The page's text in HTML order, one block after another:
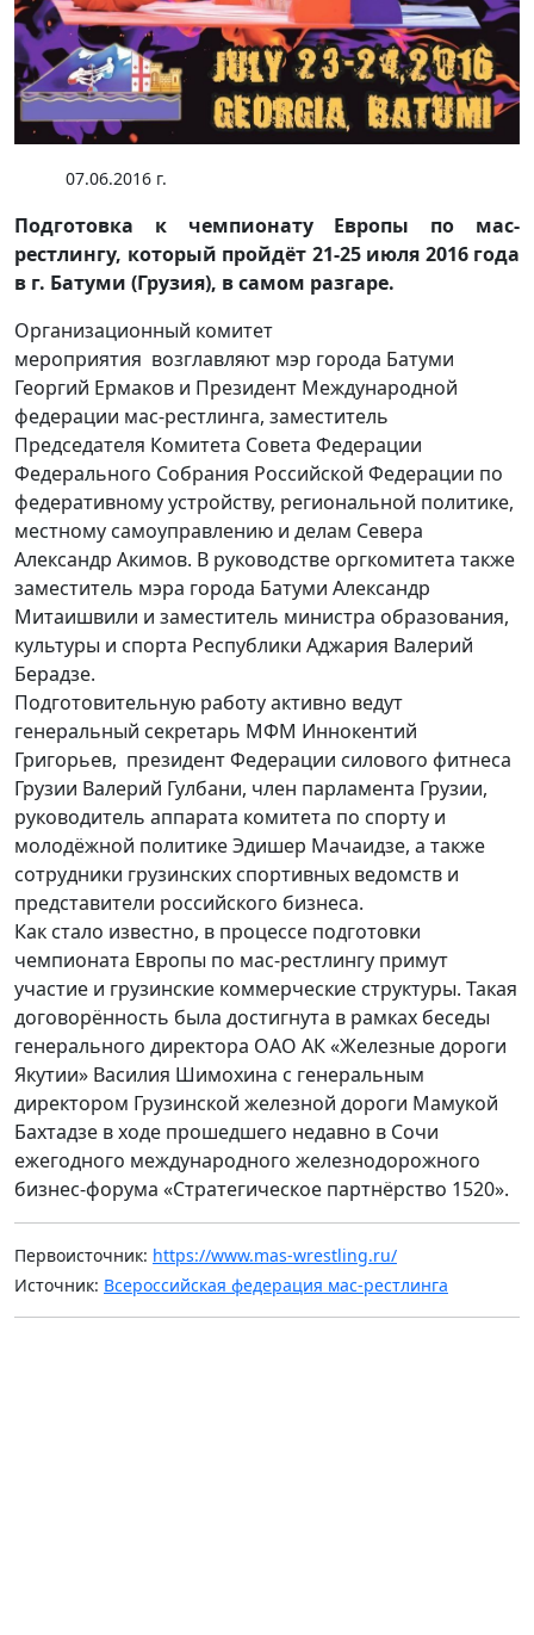
07.06.2016 г.
Подготовка к чемпионату Европы по мас-
рестлингу, который пройдёт 21-25 июля 2016 года
в г. Батуми (Грузия), в самом разгаре.
Организационный комитет
мероприятия возглавляют мэр города Батуми
Георгий Ермаков и Президент Международной
федерации мас-рестлинга, заместитель
Председателя Комитета Совета Федерации
Федерального Собрания Российской Федерации по
федеративному устройству, региональной политике,
местному самоуправлению и делам Севера
Александр Акимов. В руководстве оргкомитета также
заместитель мэра города Батуми Александр
Митаишвили и заместитель министра образования,
культуры и спорта Республики Аджария Валерий
Берадзе.
Подготовительную работу активно ведут
генеральный секретарь МФМ Иннокентий
Григорьев, президент Федерации силового фитнеса
Грузии Валерий Гулбани, член парламента Грузии,
руководитель аппарата комитета по спорту и
молодёжной политике Эдишер Мачаидзе, а также
сотрудники грузинских спортивных ведомств и
представители российского бизнеса.
Как стало известно, в процессе подготовки
чемпионата Европы по мас-рестлингу примут
участие и грузинские коммерческие структуры. Такая
договорённость была достигнута в рамках беседы
генерального директора ОАО АК «Железные дороги
Якутии» Василия Шимохина с генеральным
директором Грузинской железной дороги Мамукой
Бахтадзе в ходе прошедшего недавно в Сочи
ежегодного международного железнодорожного
бизнес-форума «Стратегическое партнёрство 1520».
Первоисточник: https://www.mas-wrestling.ru/
Источник: Всероссийская федерация мас-рестлинга